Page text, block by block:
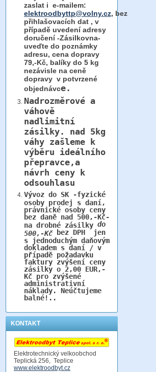
zaslat i e-mailem:
elektroodbyttp@volny.cz, bez
přihlašovacích dat , v
případě uvedení adresy
doručení -Zásilkovna-
uveďte do poznámky
adresu, cena dopravy
79,-Kč, balíky do 5 kg
nezávisle na ceně
dopravy v potvrzené
objednávce.
Nadrozměrové a
váhově
nadlimitní
zásilky. nad 5kg
váhy zašleme k
výběru ideálního
přepravce,a
návrh ceny k
odsouhlasu
Vývoz do SK -fyzické
osoby prodej s daní,
právnické osoby ceny
bez daně nad 500,-Kč-
na drobné zásilky do
500,-Kčbez DPH jen
s jednoduchým daňovým
dokladem s daní / v
případě požadavku
faktury zvýšení ceny
zásilky o 2,00 EUR,-
Kč pro zvýšené
administrativní
náklady. Neúčtujeme
balné!..
KONTAKT
Elektrotechnický velkoobchod
Teplická 256, Teplice
www.elektroodbyt.cz